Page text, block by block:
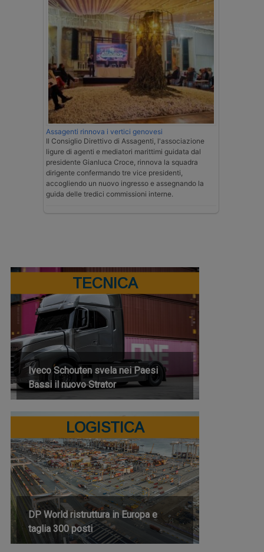
Assagenti rinnova i vertici genovesi
Il Consiglio Direttivo di Assagenti, l'associazione
ligure di agenti e mediatori marittimi guidata dal
presidente Gianluca Croce, rinnova la squadra
dirigente confermando tre vice presidenti,
accogliendo un nuovo ingresso e assegnando la
guida delle tredici commissioni interne.
TECNICA
Iveco Schouten svela nei Paesi
Bassi il nuovo Strator
LOGISTICA
DP World ristruttura in Europa e
taglia 300 posti